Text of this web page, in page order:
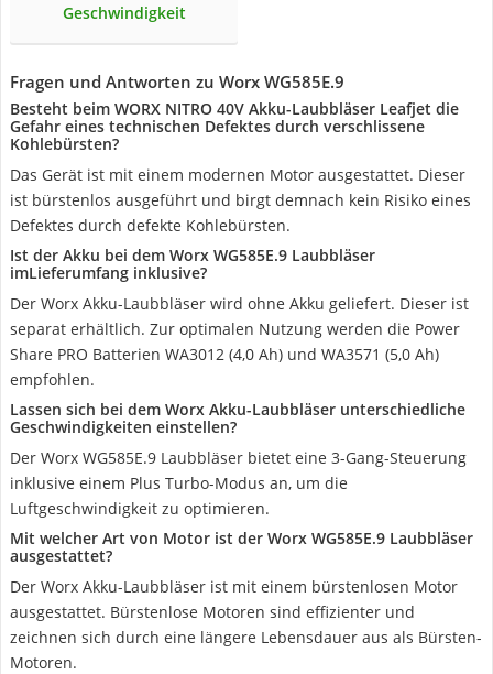
Geschwindigkeit
Fragen und Antworten zu Worx ‎WG585E.9
Besteht beim WORX NITRO 40V Akku-Laubbläser Leafjet die
Gefahr eines technischen Defektes durch verschlissene
Kohlebürsten?
Das Gerät ist mit einem modernen Motor ausgestattet. Dieser
ist bürstenlos ausgeführt und birgt demnach kein Risiko eines
Defektes durch defekte Kohlebürsten.
Ist der Akku bei dem Worx ‎WG585E.9 Laubbläser
imLieferumfang inklusive?
Der Worx Akku-Laubbläser wird ohne Akku geliefert. Dieser ist
separat erhältlich. Zur optimalen Nutzung werden die Power
Share PRO Batterien WA3012 (4,0 Ah) und WA3571 (5,0 Ah)
empfohlen.
Lassen sich bei dem Worx Akku-Laubbläser unterschiedliche
Geschwindigkeiten einstellen?
Der Worx ‎WG585E.9 Laubbläser bietet eine 3-Gang-Steuerung
inklusive einem Plus Turbo-Modus an, um die
Luftgeschwindigkeit zu optimieren.
Mit welcher Art von Motor ist der Worx ‎WG585E.9 Laubbläser
ausgestattet?
Der Worx Akku-Laubbläser ist mit einem bürstenlosen Motor
ausgestattet. Bürstenlose Motoren sind effizienter und
zeichnen sich durch eine längere Lebensdauer aus als Bürsten-
Motoren.